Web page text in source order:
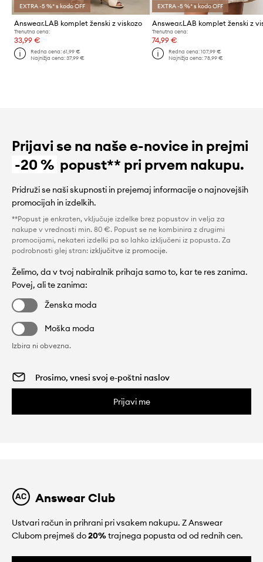
EXTRA -5 %* s kodo OFF
Answear.LAB komplet ženski z viskozo
Trenutna cena:
33,99 €
Redna cena:61,99 €
Najnižja cena:37,99 €
EXTRA -5 %* s kodo OFF
Answear.LAB komplet ženski z
Trenutna cena:
74,99 €
Redna cena: 107,99 €
Najnižja cena: 78,99 €
Prijavi se na naše e-novice in prejmi
-20 % popust** pri prvem nakupu.
Pridruži se naši skupnosti in prejemaj informacije o najnovejših
promocijah in izdelkih.
**Popust je enkraten, vključuje izdelke brez popustov in velja za
nakupe v vrednosti min. 80 €. Popust se ne kombinira z drugimi
promocijami, nekateri izdelki pa so lahko izključeni iz popusta. Za
podrobnosti glej stran: izključitve iz promocije.
Želimo, da v tvoj nabiralnik prihaja samo to, kar te res zanima.
Povej, ali te zanima:
Ženska moda
Moška moda
Izbira ni obvezna.
Prijavi me
Answear Club
Ustvari račun in prihrani pri vsakem nakupu. Z Answear
Clubom prejmeš do20%trajnega popusta od od rednih cen.